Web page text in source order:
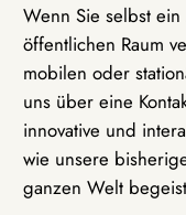
Wenn Sie selbst
öffentlichen Raum
mobilen oder
uns über eine
innovative und
wie unsere
ganzen Welt